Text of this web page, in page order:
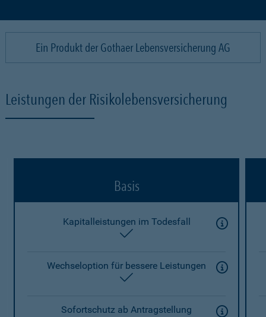
Ein Produkt der Gothaer Lebensversicherung AG
Leistungen der Risikolebensversicherung
Basis
Kapitalleistungen im Todesfall
Wechseloption für bessere Leistungen
Sofortschutz ab Antragstellung